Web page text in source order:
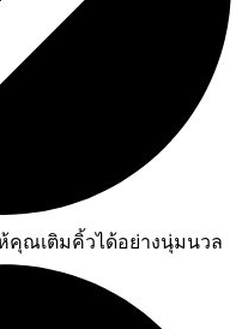
คุณเติมคิ้วได้อย่างนุ่มนวล